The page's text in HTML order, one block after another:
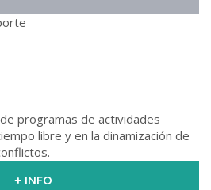
programas de actividades
libre y en la dinamización de
+ INFO